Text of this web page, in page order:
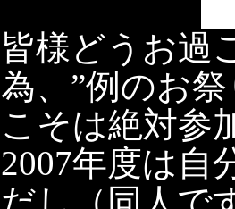
皆様どうお過
為、”例のお
こそは絶対参
2007年度は自